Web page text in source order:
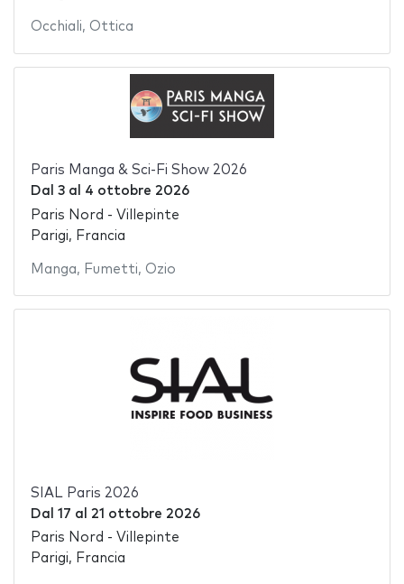
Occhiali, Ottica
Paris Manga & Sci-Fi Show 2026
Dal 3al 4 ottobre 2026
Paris Nord - Villepinte
Parigi, Francia
Manga, Fumetti, Ozio
SIAL Paris 2026
Dal 17 al 21 ottobre 2026
Paris Nord - Villepinte
Parigi, Francia